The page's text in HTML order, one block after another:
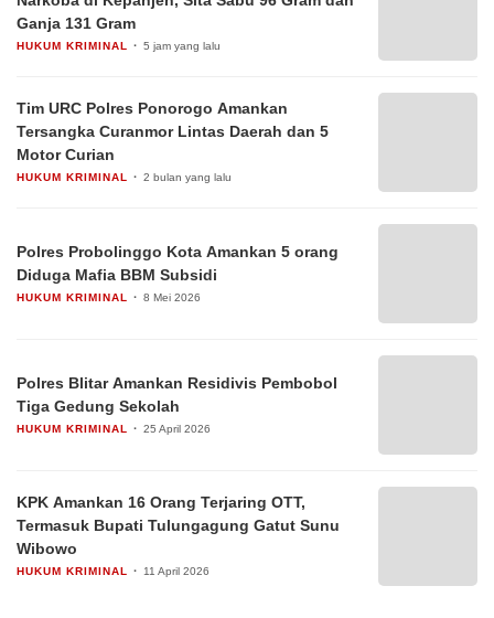
Ganja 131 Gram
HUKUM KRIMINAL 5 jam yang lalu
Tim URC Polres Ponorogo Amankan
Tersangka Curanmor Lintas Daerah dan 5
Motor Curian
HUKUM KRIMINAL 2 bulan yang lalu
Polres Probolinggo Kota Amankan 5 orang
Diduga Mafia BBM Subsidi
HUKUM KRIMINAL 8 Mei 2026
Polres Blitar Amankan Residivis Pembobol
Tiga Gedung Sekolah
HUKUM KRIMINAL 25 April 2026
KPK Amankan 16 Orang Terjaring OTT,
Termasuk Bupati Tulungagung Gatut Sunu
Wibowo
HUKUM KRIMINAL 11 April 2026